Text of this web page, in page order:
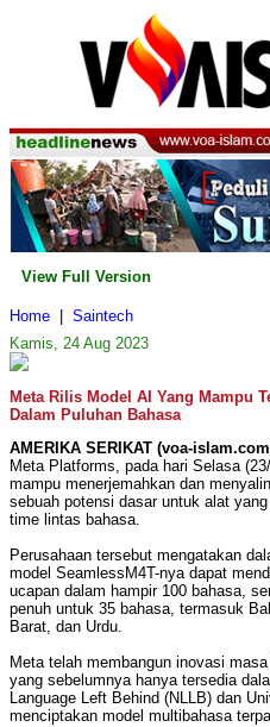
View Full Version
Home
Saintech
Kamis, 24 Aug 2023
Meta Rilis Model AI Yang Mampu
Dalam Puluhan Bahasa
AMERIKA SERIKAT (voa-islam.com
Meta Platforms, pada hari Selasa
mampu menerjemahkan dan
sebuah potensi dasar untuk alat
time lintas bahasa.
Perusahaan tersebut mengatakan
model SeamlessM4T-nya dapat
ucapan dalam hampir 100 bahasa,
penuh untuk 35 bahasa, termasuk
Barat, dan Urdu.
Meta telah membangun inovasi
yang sebelumnya hanya tersedia
Language Left Behind (NLLB) dan
menciptakan model multibahasa